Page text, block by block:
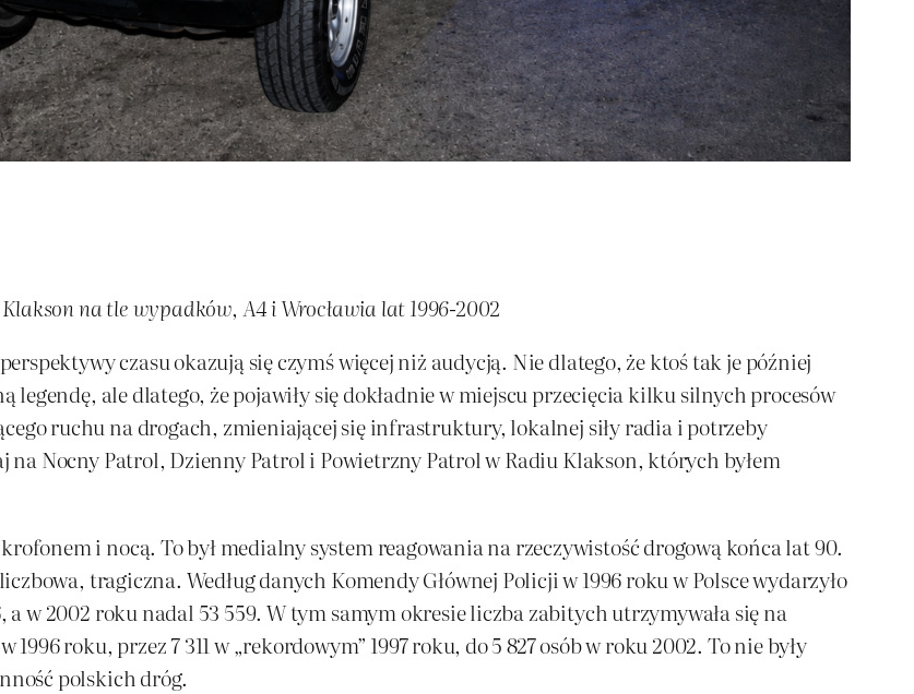
na tle wypadków, A4 i Wrocławia lat 1996-2002
czasu okazują się czymś więcej niż audycją. Nie dlatego, że ktoś tak je później
legendę, ale dlatego, że pojawiły się dokładnie w miejscu przecięcia kilku silnych procesów
ruchu na drogach, zmieniającej się infrastruktury, lokalnej siły radia i potrzeby
Nocny Patrol, Dzienny Patrol i Powietrzny Patrol w Radiu Klakson, których byłem
i nocą. To był medialny system reagowania na rzeczywistość drogową końca lat 90.
tragiczna. Według danych Komendy Głównej Policji w 1996 roku w Polsce wydarzyło
a w 2002 roku nadal 53 559. W tym samym okresie liczba zabitych utrzymywała się na
roku, przez 7 311 w „rekordowym” 1997 roku, do 5 827 osób w roku 2002. To nie były
polskich dróg.